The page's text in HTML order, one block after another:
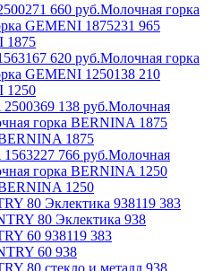
271 660 руб.Молочная горка
231 965
1875
167 620 руб.Молочная горка
138 210
1250
369 138 руб.Молочная
1875
227 766 руб.Молочная
1250
119 383
80 Эклектика 938
119 383
60 938